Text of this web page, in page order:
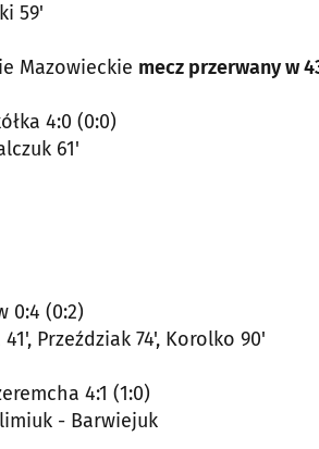
59'
Mazowieckie mecz przerwany w
4:0 (0:0)
61'
0:4 (0:2)
Przeździak 74', Korolko 90'
4:1 (1:0)
- Barwiejuk